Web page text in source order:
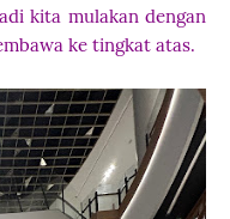
kita mulakan dengan
ke tingkat atas.